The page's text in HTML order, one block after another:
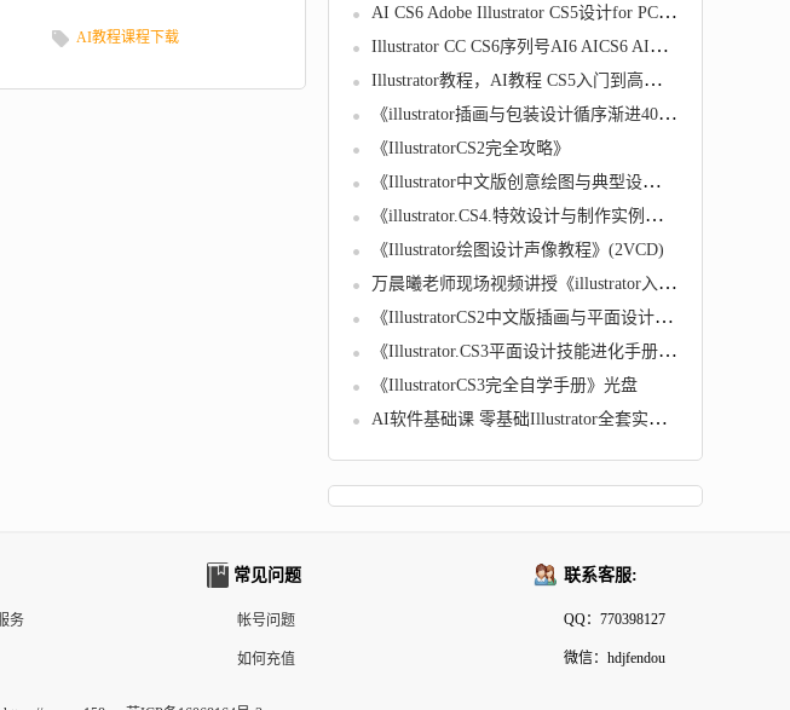
AI教程课程下载
AI CS6 Adobe Illustrator CS5设计for PC－MAC 素材 教程 模板
Illustrator CC CS6序列号AI6 AICS6 AICC软件中英文+教程 可更新
Illustrator教程，AI教程 CS5入门到高级视频教程Illustrator CS5视频教程
《illustrator插画与包装设计循序渐进400例》
《IllustratorCS2完全攻略》
《Illustrator中文版创意绘图与典型设计120例》
《illustrator.CS4.特效设计与制作实例精讲》
《Illustrator绘图设计声像教程》(2VCD)
万晨曦老师现场视频讲授《illustrator入门教程》
《IllustratorCS2中文版插画与平面设计超级入门》光盘
《Illustrator.CS3平面设计技能进化手册》－－实例、素材、教学视频》
《IllustratorCS3完全自学手册》光盘
AI软件基础课 零基础Illustrator全套实操教程
务
常见问题
帐号问题
如何充值
联系客服:
QQ：770398127
微信：hdjfendou